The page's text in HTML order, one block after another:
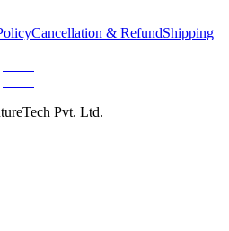
Cancellation & RefundShipping
Pvt. Ltd.